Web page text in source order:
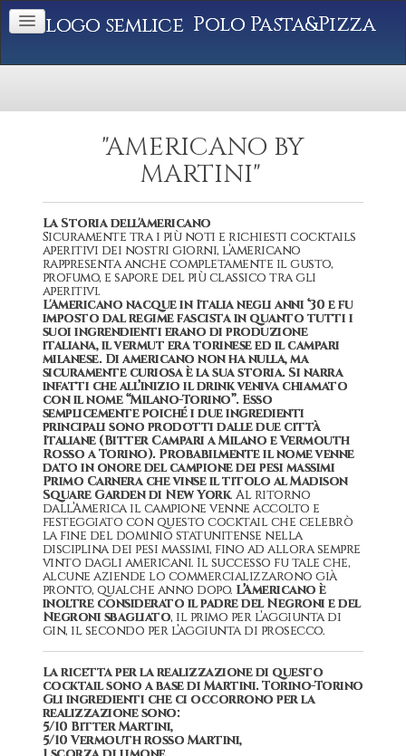
Polo Pasta&Pizza
"AMERICANO BY
MARTINI"
La Storia dell'Americano
Sicuramente tra i più noti e richiesti cocktails
aperitivi dei nostri giorni, l’americano
rappresenta anche completamente il gusto,
profumo, e sapore del più classico tra gli
aperitivi.
L'Americano nacque in Italia negli anni ‘30 e fu
imposto dal regime fascista in quanto tutti i
suoi ingrendienti erano di produzione
italiana, il vermut era torinese ed il campari
milanese. Di americano non ha nulla, ma
sicuramente curiosa è la sua storia. Si narra
infatti che all’inizio il drink veniva chiamato
con il nome “Milano-Torino”. Esso
semplicemente poiché i due ingredienti
principali sono prodotti dalle due città
Italiane (Bitter Campari a Milano e Vermouth
Rosso a Torino). Probabilmente il nome venne
dato in onore del campione dei pesi massimi
Primo Carnera che vinse il titolo al Madison
Square Garden di New York. Al ritorno
dall’America il campione venne accolto e
festeggiato con questo cocktail che celebrò
la fine del dominio statunitense nella
disciplina dei pesi massimi, fino ad allora sempre
vinto dagli americani. Il successo fu tale che,
alcune aziende lo commercializzarono già
pronto, qualche anno dopo. L’Americano è
inoltre considerato il padre del Negroni e del
Negroni sbagliato, il primo per l’aggiunta di
gin, il secondo per l’aggiunta di prosecco.
La ricetta per la realizzazione di questo
cocktail sono a base di Martini. Torino-Torino
Gli ingredienti che ci occorrono per la
realizzazione sono:
5/10 Bitter Martini,
5/10 Vermouth rosso Martini,